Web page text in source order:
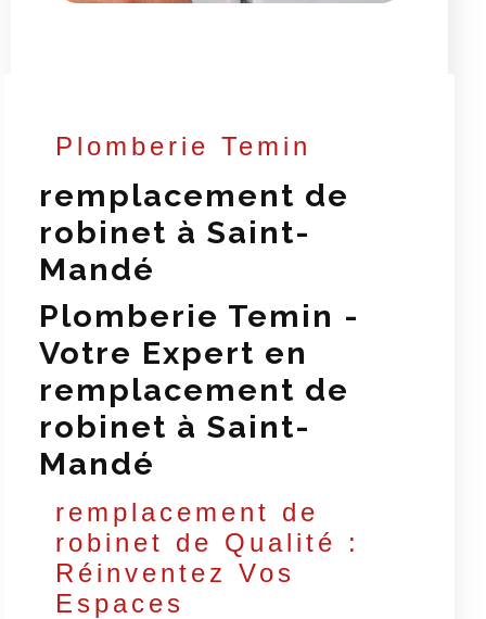
Plomberie Temin
remplacement de
robinet à Saint-
Mandé
Plomberie Temin -
Votre Expert en
remplacement de
robinet à Saint-
Mandé
remplacement de
robinet de Qualité :
Réinventez Vos
Espaces